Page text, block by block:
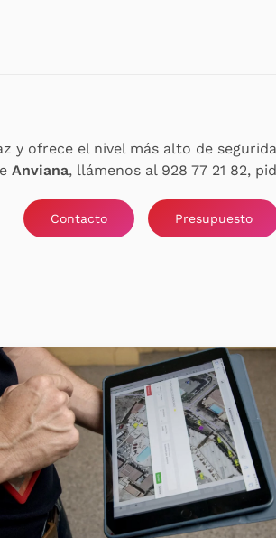
y ofrece el nivel más alto de
Anviana, llámenos al 928 77 21 82,
Contacto Presupuesto